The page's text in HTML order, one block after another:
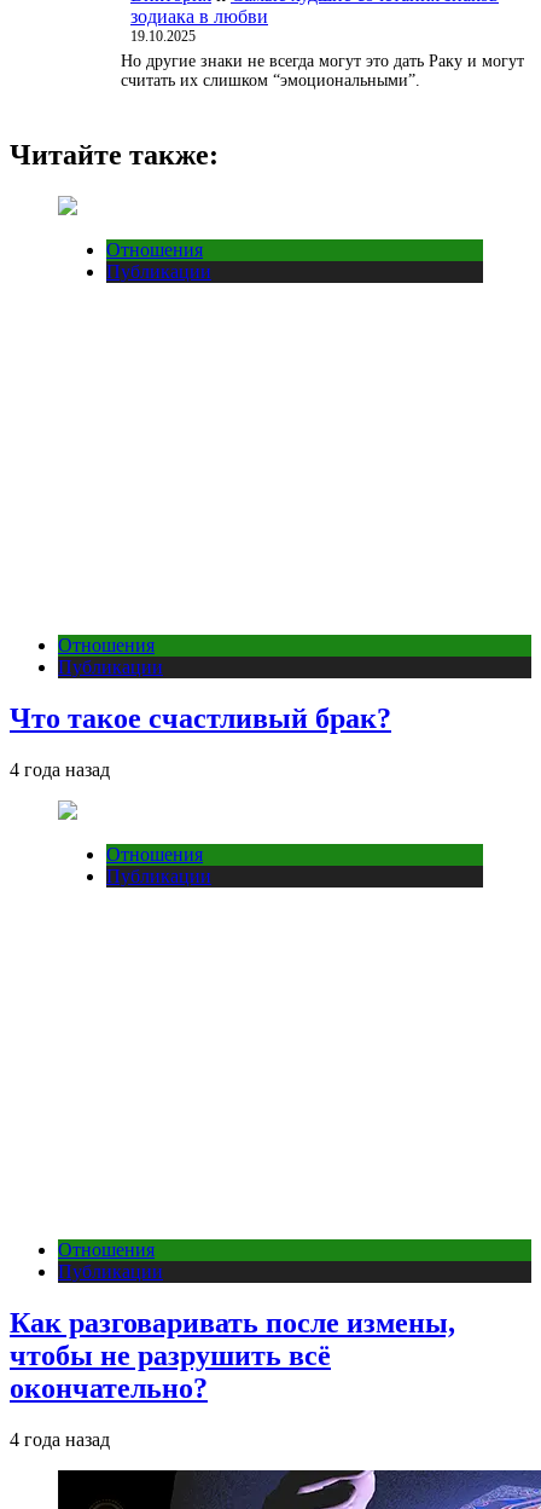
зодиака в любви
19.10.2025
Но другие знаки не всегда могут это дать Раку и могут
считать их слишком “эмоциональными”.
Читайте также:
Отношения
Публикации
Отношения
Публикации
Что такое счастливый брак?
4 года назад
Отношения
Публикации
Отношения
Публикации
Как разговаривать после измены,
чтобы не разрушить всё
окончательно?
4 года назад